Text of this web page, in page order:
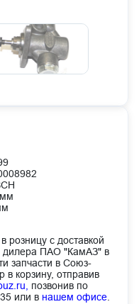
розницу с доставкой
дилера ПАО "КамАЗ" в
запчасти в Союз-
в корзину, отправив
позвонив по
или в нашем офисе